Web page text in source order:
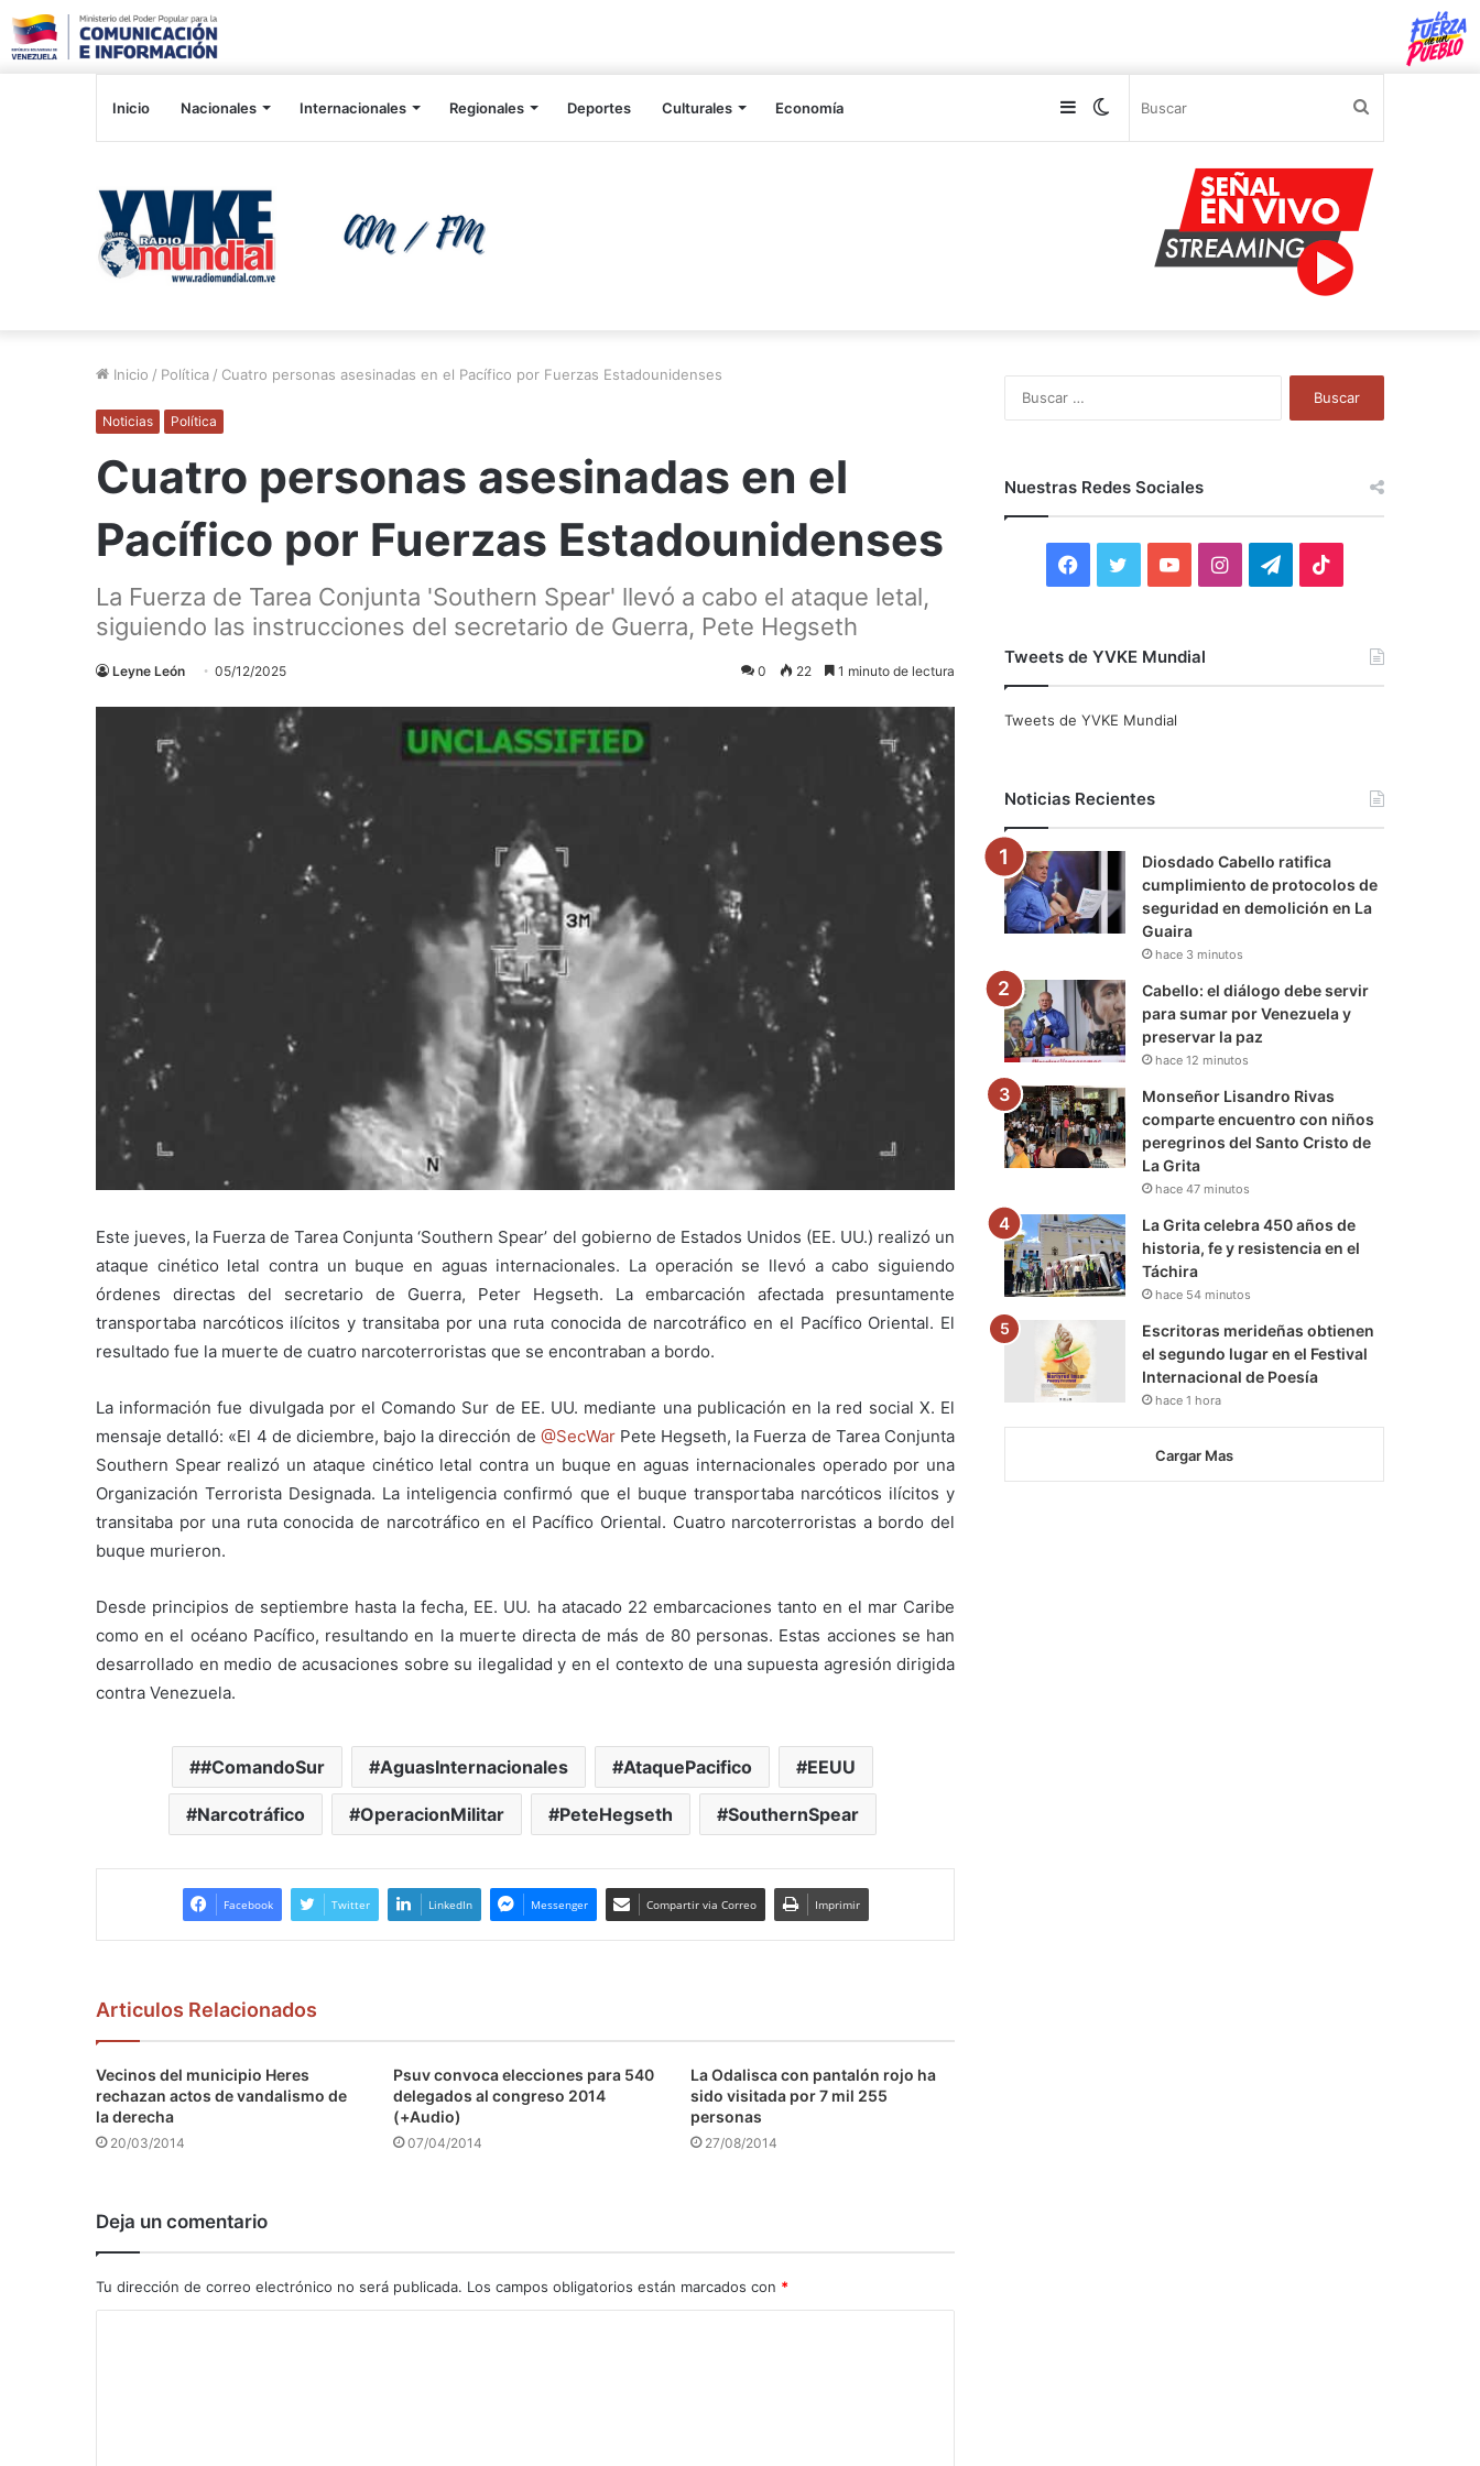
Inicio Nacionales Internacionales Regionales Deportes Culturales Economía Switch
Sidebar
Inicio / Política / Cuatro personas asesinadas en el Pacífico por Fuerzas Estadounidenses
Noticias Política
Cuatro personas asesinadas en el
Pacífico por Fuerzas Estadounidenses
La Fuerza de Tarea Conjunta 'Southern Spear' llevó a cabo el ataque letal,
siguiendo las instrucciones del secretario de Guerra, Pete Hegseth
Leyne León 05/12/2025 0 22 1 minuto de lectura
Este jueves, la Fuerza de Tarea Conjunta ‘Southern Spear’ del gobierno de Estados Unidos (EE. UU.) realizó un
ataque cinético letal contra un buque en aguas internacionales. La operación se llevó a cabo siguiendo
órdenes directas del secretario de Guerra, Peter Hegseth. La embarcación afectada presuntamente
transportaba narcóticos ilícitos y transitaba por una ruta conocida de narcotráfico en el Pacífico Oriental. El
resultado fue la muerte de cuatro narcoterroristas que se encontraban a bordo.
La información fue divulgada por el Comando Sur de EE. UU. mediante una publicación en la red social X. El
mensaje detalló: «El 4 de diciembre, bajo la dirección de @SecWarPete Hegseth, la Fuerza de Tarea Conjunta
Southern Spear realizó un ataque cinético letal contra un buque en aguas internacionales operado por una
Organización Terrorista Designada. La inteligencia confirmó que el buque transportaba narcóticos ilícitos y
transitaba por una ruta conocida de narcotráfico en el Pacífico Oriental. Cuatro narcoterroristas a bordo del
buque murieron.
Desde principios de septiembre hasta la fecha, EE. UU. ha atacado 22 embarcaciones tanto en el mar Caribe
como en el océano Pacífico, resultando en la muerte directa de más de 80 personas. Estas acciones se han
desarrollado en medio de acusaciones sobre su ilegalidad y en el contexto de una supuesta agresión dirigida
contra Venezuela.
#ComandoSur AguasInternacionales AtaquePacifico EEUU
Narcotráfico OperacionMilitar PeteHegseth SouthernSpear
Facebook Twitter LinkedIn Messenger Compartir via Correo Imprimir
Articulos Relacionados
Vecinos del municipio Heres
rechazan actos de vandalismo de
la derecha
20/03/2014
Psuv convoca elecciones para 540
delegados al congreso 2014
(+Audio)
07/04/2014
La Odalisca con pantalón rojo ha
sido visitada por 7 mil 255
personas
27/08/2014
Deja un comentario
Tu dirección de correo electrónico no será publicada. Los campos obligatorios están marcados con *
Nuestras Redes Sociales
F
c
o
k
i
r
Y
u
e
I
r
a
m
T
a
m
Tweets de YVKE Mundial
Tweets de YVKE Mundial
Noticias Recientes
Diosdado Cabello ratifica
cumplimiento de protocolos de
seguridad en demolición en La
Guaira
hace 3 minutos
Cabello: el diálogo debe servir
para sumar por Venezuela y
preservar la paz
hace 12 minutos
Monseñor Lisandro Rivas
comparte encuentro con niños
peregrinos del Santo Cristo de
La Grita
hace 47 minutos
La Grita celebra 450 años de
historia, fe y resistencia en el
Táchira
hace 54 minutos
Escritoras merideñas obtienen
el segundo lugar en el Festival
Internacional de Poesía
hace 1 hora
Cargar Mas